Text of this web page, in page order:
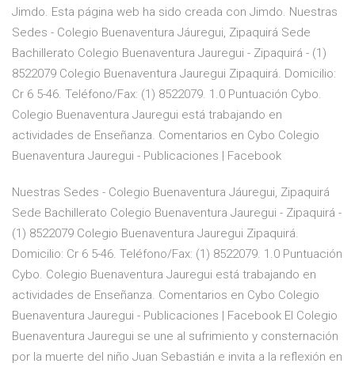
Jimdo. Esta página web ha sido creada con Jimdo. Nuestras
Sedes - Colegio Buenaventura Jáuregui, Zipaquirá Sede
Bachillerato Colegio Buenaventura Jauregui - Zipaquirá - (1)
8522079 Colegio Buenaventura Jauregui Zipaquirá. Domicilio:
Cr 6 5-46. Teléfono/Fax: (1) 8522079. 1.0 Puntuación Cybo.
Colegio Buenaventura Jauregui está trabajando en
actividades de Enseñanza. Comentarios en Cybo Colegio
Buenaventura Jauregui - Publicaciones | Facebook
Nuestras Sedes - Colegio Buenaventura Jáuregui, Zipaquirá
Sede Bachillerato Colegio Buenaventura Jauregui - Zipaquirá -
(1) 8522079 Colegio Buenaventura Jauregui Zipaquirá.
Domicilio: Cr 6 5-46. Teléfono/Fax: (1) 8522079. 1.0 Puntuación
Cybo. Colegio Buenaventura Jauregui está trabajando en
actividades de Enseñanza. Comentarios en Cybo Colegio
Buenaventura Jauregui - Publicaciones | Facebook El Colegio
Buenaventura Jauregui se une al sufrimiento y consternación
por la muerte del niño Juan Sebastián e invita a la reflexión en